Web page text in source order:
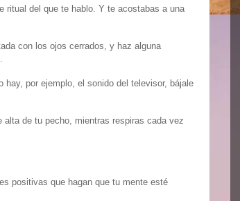
ritual del que te hablo. Y te acostabas a una
con los ojos cerrados, y haz alguna
hay, por ejemplo, el sonido del televisor, bájale
de tu pecho, mientras respiras cada vez
positivas que hagan que tu mente esté